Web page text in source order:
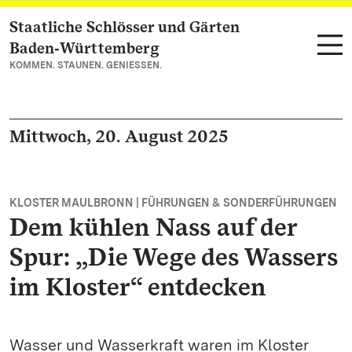
Zum Hauptinhalt springen
Staatliche Schlösser und Gärten
Baden‑Württemberg
KOMMEN. STAUNEN. GENIESSEN.
Mittwoch, 20. August 2025
KLOSTER MAULBRONN | FÜHRUNGEN & SONDERFÜHRUNGEN
Dem kühlen Nass auf der
Spur: „Die Wege des Wassers
im Kloster“ entdecken
Wasser und Wasserkraft waren im Kloster